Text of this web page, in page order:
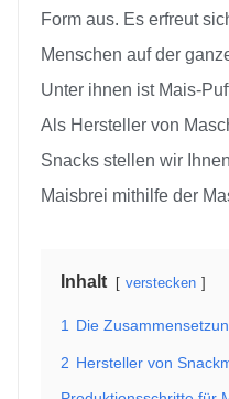
Form aus. Es erfreut
Menschen auf der
Unter ihnen ist Mais-
Als Hersteller von
Snacks stellen wir
Maisbrei mithilfe der
Inhalt verstecken
1 Die
2 Hersteller von